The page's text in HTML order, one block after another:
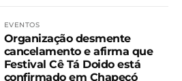
EVENTOS
Organização desmente
cancelamento e afirma que
Festival Cê Tá Doido está
confirmado em Chapecó